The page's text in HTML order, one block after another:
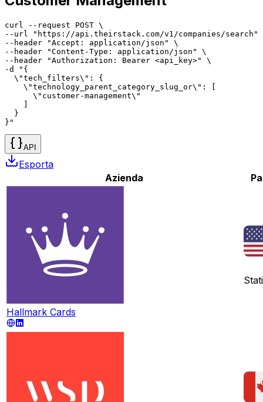
curl --request POST \
--url "https://api.theirstack.com/v1/companies/search"
--header "Accept: application/json" \
--header "Content-Type: application/json" \
--header "Authorization: Bearer <api_key>" \
-d "{
  \"tech_filters\": {
    \"technology_parent_category_slug_or\": [
      \"customer-management\"
    ]
  }
}"
API
Esporta
Azienda
Hallmark Cards